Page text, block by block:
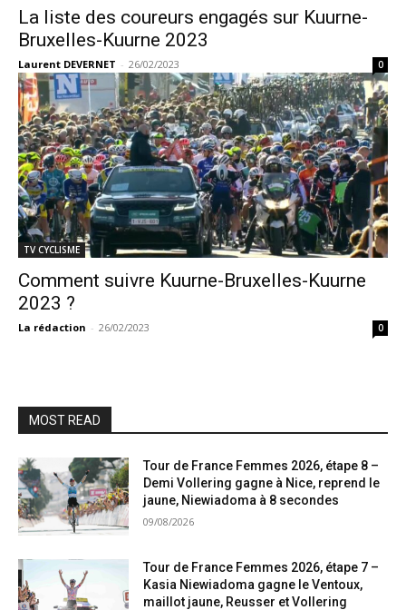
La liste des coureurs engagés sur Kuurne-
Bruxelles-Kuurne 2023
Laurent DEVERNET - 26/02/2023 0
TV CYCLISME
Comment suivre Kuurne-Bruxelles-Kuurne
2023 ?
La rédaction - 26/02/2023 0
MOST READ
Tour de France Femmes 2026, étape 8 –
Demi Vollering gagne à Nice, reprend le
jaune, Niewiadoma à 8 secondes
09/08/2026
Tour de France Femmes 2026, étape 7 –
Kasia Niewiadoma gagne le Ventoux,
maillot jaune, Reusser et Vollering